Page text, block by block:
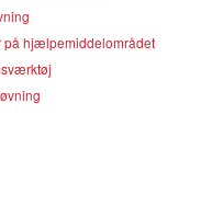
på hjælpemiddelområdet